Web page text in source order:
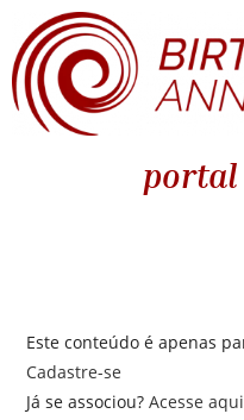
portal
Este conteúdo é apenas
Cadastre-se
Já se associou?Acesse aqui